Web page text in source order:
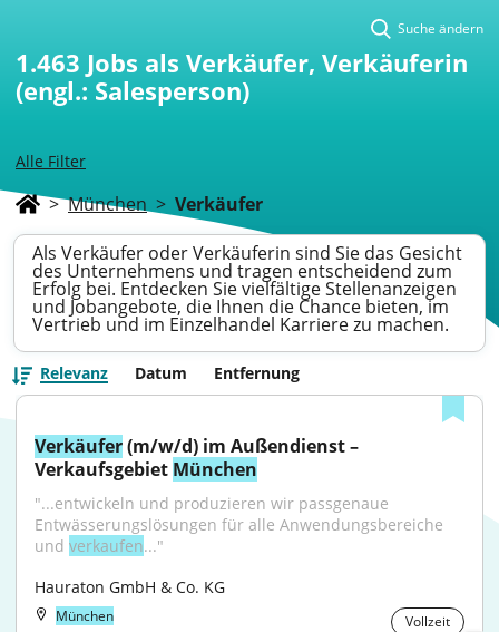
Alle Filter
Suche ändern
1.463 Jobs als Verkäufer, Verkäuferin
(engl.: Salesperson)
> München > Verkäufer
Als Verkäufer oder Verkäuferin sind Sie das Gesicht
des Unternehmens und tragen entscheidend zum
Erfolg bei. Entdecken Sie vielfältige Stellenanzeigen
und Jobangebote, die Ihnen die Chance bieten, im
Vertrieb und im Einzelhandel Karriere zu machen.
Relevanz Datum Entfernung
Verkäufer (m/w/d) im Außendienst –
Verkaufsgebiet München
"...entwickeln und produzieren wir passgenaue
Entwässerungslösungen für alle Anwendungsbereiche
und verkaufen..."
Hauraton GmbH & Co. KG
München Vollzeit